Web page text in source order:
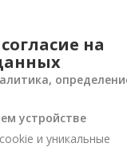
роза
на
устройстве
и уникальные